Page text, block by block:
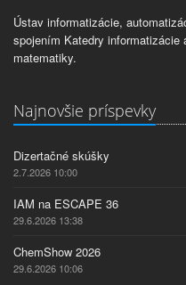
Ústav informatizácie,
spojením Katedry informatizácie
matematiky.
Najnovšie príspevky
Dizertačné skúšky
2.7.2026 10:00
IAM na ESCAPE 36
29.6.2026 13:38
ChemShow 2026
29.6.2026 10:06